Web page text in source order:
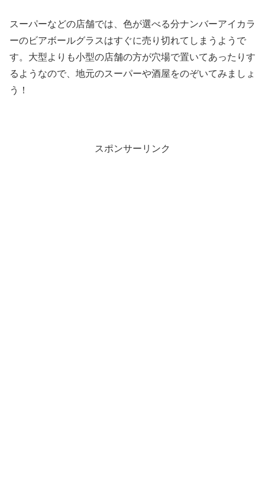
スーパーなどの店舗では、色が選べる分ナンバーアイカラ
ーのビアボールグラスはすぐに売り切れてしまうようで
す。大型よりも小型の店舗の方が穴場で置いてあったりす
るようなので、地元のスーパーや酒屋をのぞいてみましょ
う！
スポンサーリンク